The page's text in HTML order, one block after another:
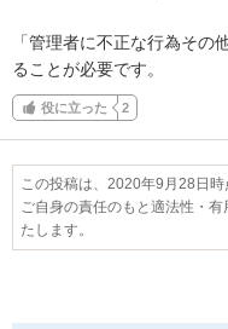
「管理者に不正な行為その
ることが必要です。
役に立った 2
この投稿は、2020年9月28日時
ご自身の責任のもと適法性・
たします。